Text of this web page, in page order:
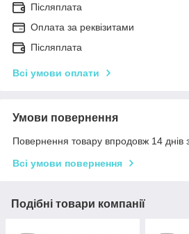
Післяплата
Оплата за реквізитами
Післяплата
Всі умови оплати
Умови повернення
Повернення товару впродовж 14 днів
Всі умови повернення
Подібні товари компанії